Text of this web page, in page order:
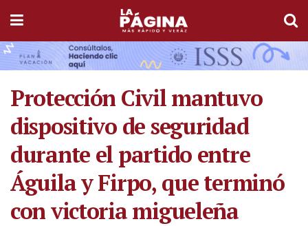
Protección Civil mantuvo
dispositivo de seguridad
durante el partido entre
Águila y Firpo, que terminó
con victoria migueleña